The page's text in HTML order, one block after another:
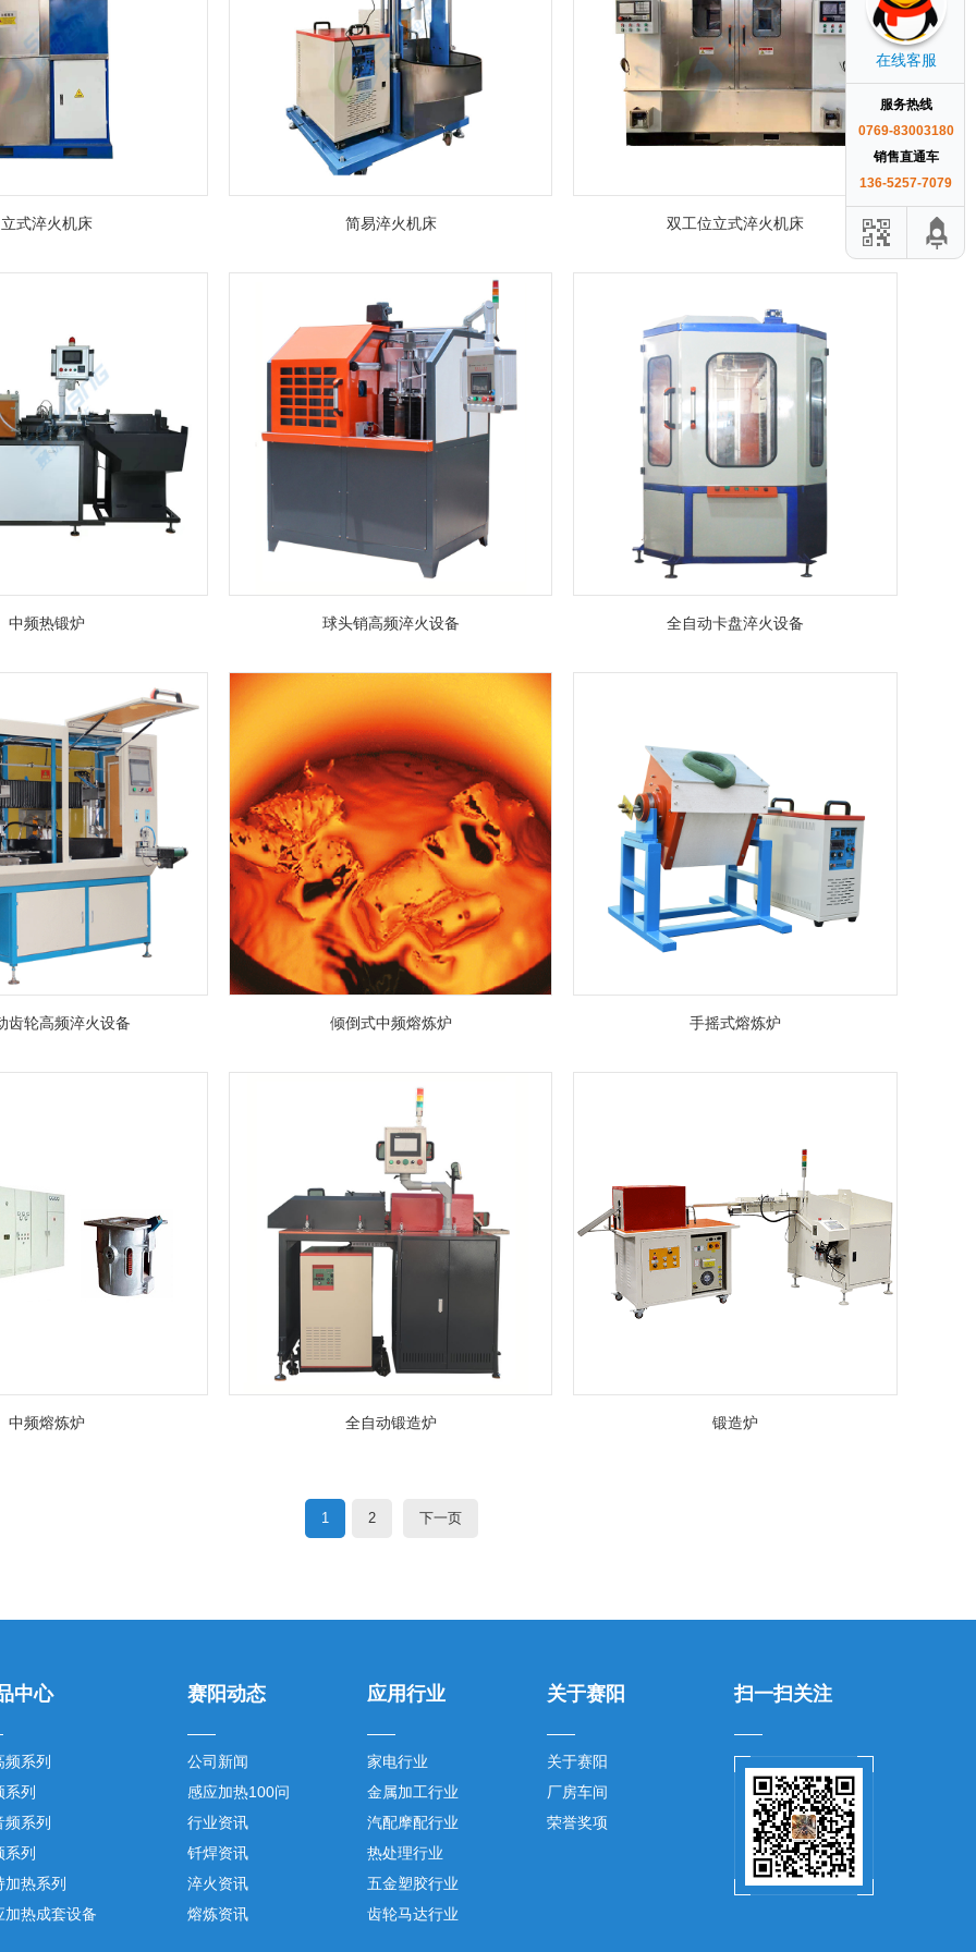
立式淬火机床 简易淬火机床 双工位立式淬火机床
中频热锻炉 球头销高频淬火设备 全自动卡盘淬火设备
齿轮高频淬火设备 倾倒式中频熔炼炉 手摇式熔炼炉
中频熔炼炉 全自动锻造炉 锻造炉
1 2 下一页
中心
频系列
系列
频系列
系列
加热系列
加热成套设备
赛阳动态
公司新闻
感应加热100问
行业资讯
钎焊资讯
淬火资讯
熔炼资讯
应用行业
家电行业
金属加工行业
汽配摩配行业
热处理行业
五金塑胶行业
齿轮马达行业
关于赛阳
关于赛阳
厂房车间
荣誉奖项
扫一扫关注
在线客服
服务热线
0769-83003180
销售直通车
136-5257-7079